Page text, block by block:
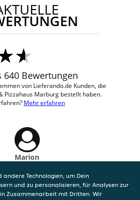
640 Bewertungen
von Lieferando.de Kunden, die
Pizzahaus Marburg bestellt haben.
Mehr erfahren
Marion
Dank
Technologien, um Dein
und zu personalisieren, für Analysen zur
Zusammenarbeit mit Dritten. Wir